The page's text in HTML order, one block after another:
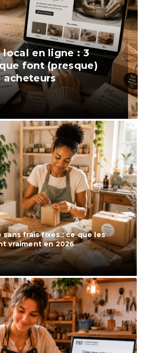
local en ligne : 3
font (presque)
acheteurs
sans frais fixes : ce que les
vraiment en 2026